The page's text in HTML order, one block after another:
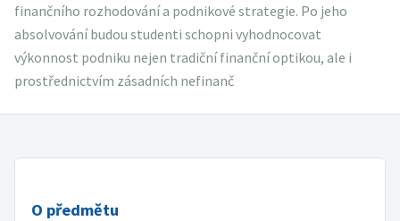
finančního rozhodování a podnikové strategie. Po jeho
absolvování budou studenti schopni vyhodnocovat
výkonnost podniku nejen tradiční finanční optikou, ale i
prostřednictvím zásadních nefinanč
O předmětu